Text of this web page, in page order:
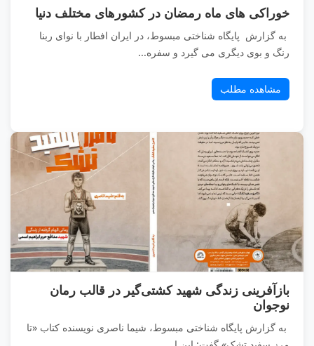
خوراکی های ماه رمضان در کشورهای مختلف دنیا
به گزارش پایگاه شناختی مبسوط، در ایران افطار با نوای ربنا
رنگ و بوی دیگری می گیرد و سفره...
مشاهده مطلب
بازآفرینی زندگی شهید کشتی‌گیر در قالب رمان
نوجوان
به گزارش پایگاه شناختی مبسوط، شیما ناصری نویسنده کتاب «تا